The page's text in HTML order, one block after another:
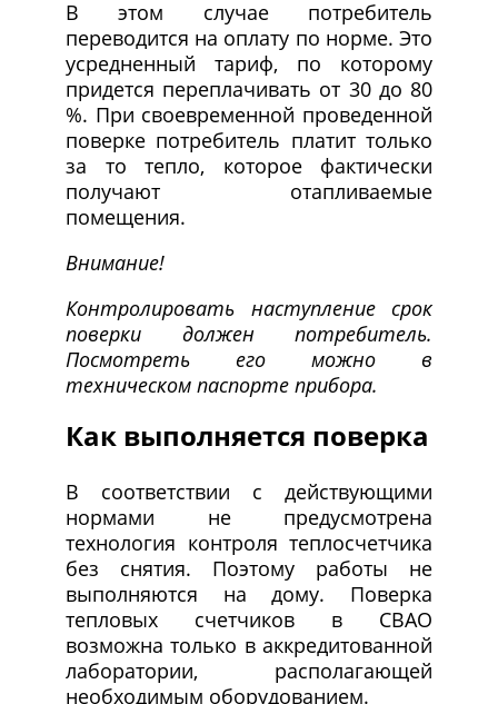
В этом случае потребитель
переводится на оплату по норме. Это
усредненный тариф, по которому
придется переплачивать от 30 до 80
%. При своевременной проведенной
поверке потребитель платит только
за то тепло, которое фактически
получают отапливаемые
помещения.
Внимание!
Контролировать наступление срок
поверки должен потребитель.
Посмотреть его можно в
техническом паспорте прибора.
Как выполняется поверка
В соответствии с действующими
нормами не предусмотрена
технология контроля теплосчетчика
без снятия. Поэтому работы не
выполняются на дому. Поверка
тепловых счетчиков в СВАО
возможна только в аккредитованной
лаборатории, располагающей
необходимым оборудованием.